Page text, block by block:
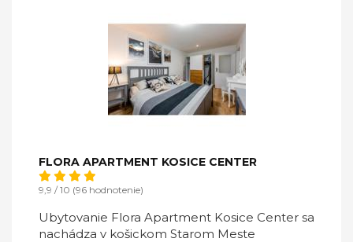
FLORA APARTMENT KOSICE CENTER
9,9 / 10 (96 hodnotenie)
Ubytovanie Flora Apartment Kosice Center sa
nachádza v košickom Starom Meste